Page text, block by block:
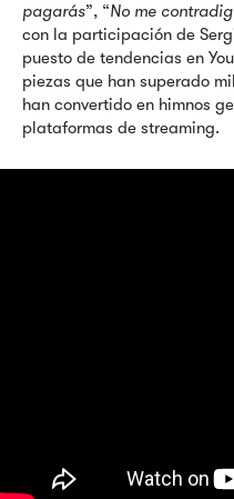
pagarás”, “No me
con la participación de
puesto de tendencias en
piezas que han superado
han convertido en himnos
plataformas de streaming.